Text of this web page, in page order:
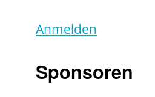
Anmelden
Sponsoren